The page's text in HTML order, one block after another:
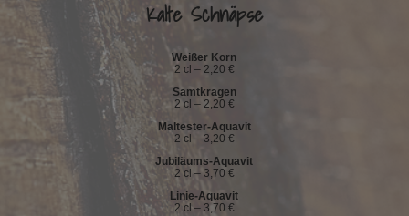
Kalte Schnäpse
Weißer Korn
2 cl – 2,20 €
Samtkragen
2 cl – 2,20 €
Maltester-Aquavit
2 cl – 3,20 €
Jubiläums-Aquavit
2 cl – 3,70 €
Linie-Aquavit
2 cl – 3,70 €